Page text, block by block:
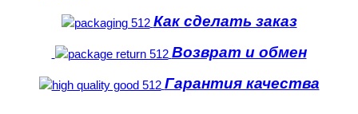
Как сделать заказ
Возврат и обмен
Гарантия качества